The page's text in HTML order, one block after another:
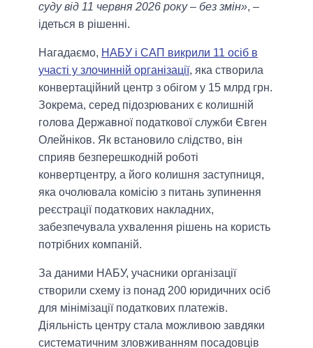
суду від 11 червня 2026 року – без змін», –
ідеться в рішенні.
Нагадаємо, НАБУ і САП викрили 11 осіб в
участі у злочинній організації, яка створила
конвертаційний центр з обігом у 15 млрд грн.
Зокрема, серед підозрюваних є колишній
голова Державної податкової служби Євген
Олейніков. Як встановило слідство, він
сприяв безперешкодній роботі
конвертцентру, а його колишня заступниця,
яка очолювала комісію з питань зупинення
реєстрації податкових накладних,
забезпечувала ухвалення рішень на користь
потрібних компаній.
За даними НАБУ, учасники організації
створили схему із понад 200 юридичних осіб
для мінімізації податкових платежів.
Діяльність центру стала можливою завдяки
систематичним зловживанням посадовців